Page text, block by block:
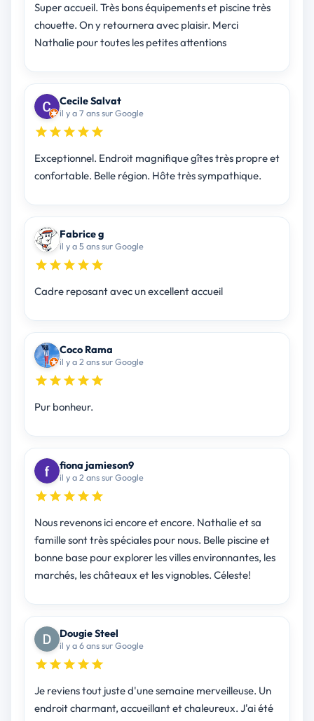
Super accueil. Très bons équipements et piscine très
chouette. On y retournera avec plaisir. Merci
Nathalie pour toutes les petites attentions
Cecile Salvat
il y a 7 ans sur Google
Exceptionnel. Endroit magnifique gîtes très propre et
confortable. Belle région. Hôte très sympathique.
Fabrice g
il y a 5 ans sur Google
Cadre reposant avec un excellent accueil
Coco Rama
il y a 2 ans sur Google
Pur bonheur.
fiona jamieson9
il y a 2 ans sur Google
Nous revenons ici encore et encore. Nathalie et sa
famille sont très spéciales pour nous. Belle piscine et
bonne base pour explorer les villes environnantes, les
marchés, les châteaux et les vignobles. Céleste!
Dougie Steel
il y a 6 ans sur Google
Je reviens tout juste d'une semaine merveilleuse. Un
endroit charmant, accueillant et chaleureux. J'ai été